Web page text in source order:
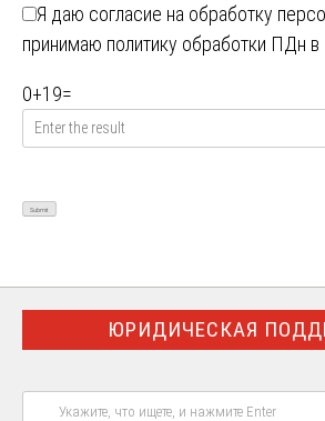
Я даю согласие на обработку
принимаю политику обработки ПДн
0+19=
ЮРИДИЧЕСКАЯ